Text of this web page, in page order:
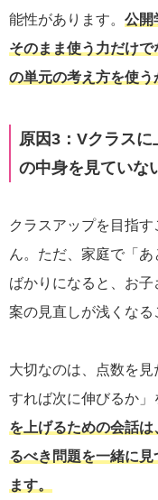
能性があります。 公開
そのまま使う力だけ
の単元の考え方を使う
原因3：Vクラス
の中身を見ていな
クラスアップを目指
ん。ただ、家庭で「
ばかりになると、お
案の見直しが浅くなる
大切なのは、点数を
すれば次に伸びるか」
を上げるための会話
るべき問題を一緒に
ます。